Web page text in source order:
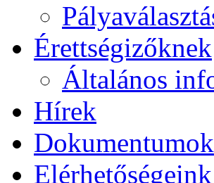
Érettségizőknek
Általános
Hírek
Dokumentumok
Elérhetőségeink